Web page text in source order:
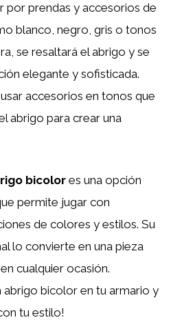
por prendas y accesorios de
blanco, negro, gris o tonos
se resaltará el abrigo y se
elegante y sofisticada.
accesorios en tonos que
abrigo para crear una
bicolores una opción
permite jugar con
de colores y estilos. Su
lo convierte en una pieza
cualquier ocasión.
abrigo bicolor en tu armario y
tu estilo!